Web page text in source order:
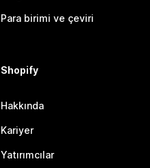
Para birimi ve çeviri
Shopify
Hakkında
Kariyer
Yatırımcılar